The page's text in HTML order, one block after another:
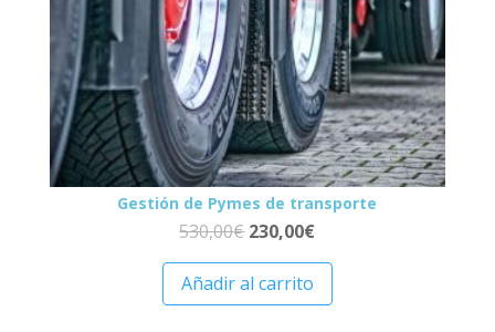
Gestión de Pymes de transporte
530,00€ 230,00€
Añadir al carrito